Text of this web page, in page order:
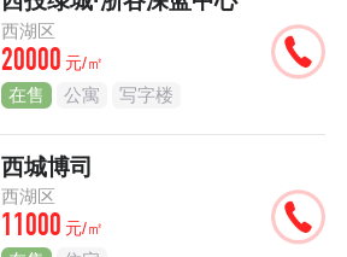
西湖区
20000 元/㎡
在售 公寓 写字楼
西城博司
西湖区
11000 元/㎡